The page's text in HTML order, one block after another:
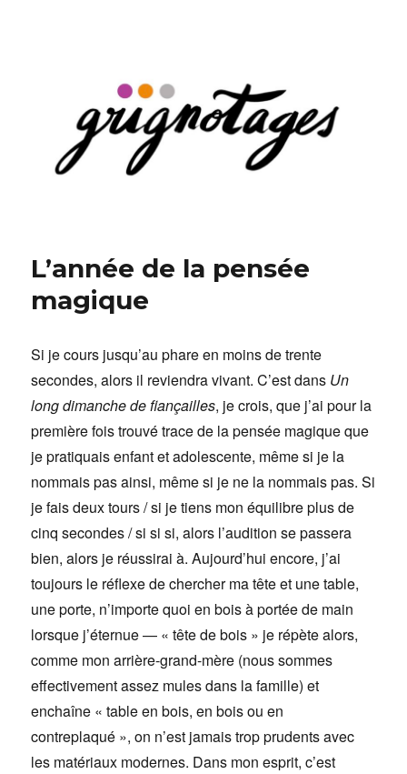
L’année de la pensée
magique
Si je cours jusqu’au phare en moins de trente
secondes, alors il reviendra vivant. C’est dans Un
long dimanche de fiançailles, je crois, que j’ai pour la
première fois trouvé trace de la pensée magique que
je pratiquais enfant et adolescente, même si je la
nommais pas ainsi, même si je ne la nommais pas. Si
je fais deux tours / si je tiens mon équilibre plus de
cinq secondes / si si si, alors l’audition se passera
bien, alors je réussirai à. Aujourd’hui encore, j’ai
toujours le réflexe de chercher ma tête et une table,
une porte, n’importe quoi en bois à portée de main
lorsque j’éternue — « tête de bois » je répète alors,
comme mon arrière-grand-mère (nous sommes
effectivement assez mules dans la famille) et
enchaîne « table en bois, en bois ou en
contreplaqué », on n’est jamais trop prudents avec
les matériaux modernes. Dans mon esprit, c’est